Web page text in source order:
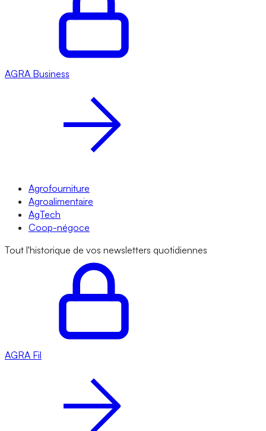
AGRA Business
Agrofourniture
Agroalimentaire
AgTech
Coop-négoce
Tout l'historique de vos newsletters quotidiennes
AGRA Fil